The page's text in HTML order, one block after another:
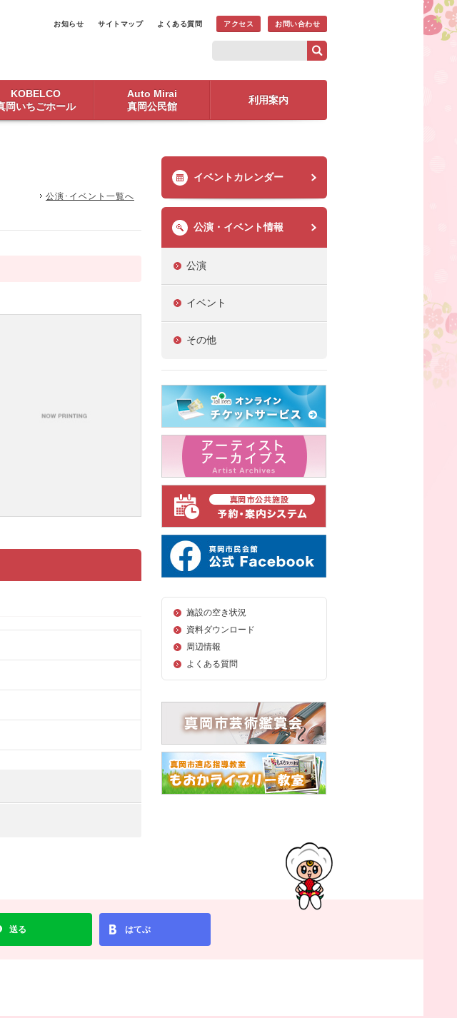
お知らせ サイトマップ よくある質問 アクセス お問い合わせ
KOBELCO
岡いちごホール
Auto Mirai
真岡公民館
利用案内
公演･イベント一覧へ
イベントカレンダー
公演・イベント情報
公演
イベント
その他
施設の空き状況
資料ダウンロード
周辺情報
よくある質問
送る はてぶ